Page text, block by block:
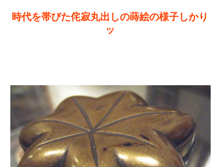
時代を帯びた侘寂丸出しの蒔絵の様子しかり
ッ